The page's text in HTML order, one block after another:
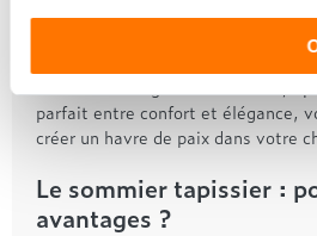
un style plus classique avec des
parfait entre confort et élégance,
créer un havre de paix dans votre
Le sommier tapissier :
avantages ?